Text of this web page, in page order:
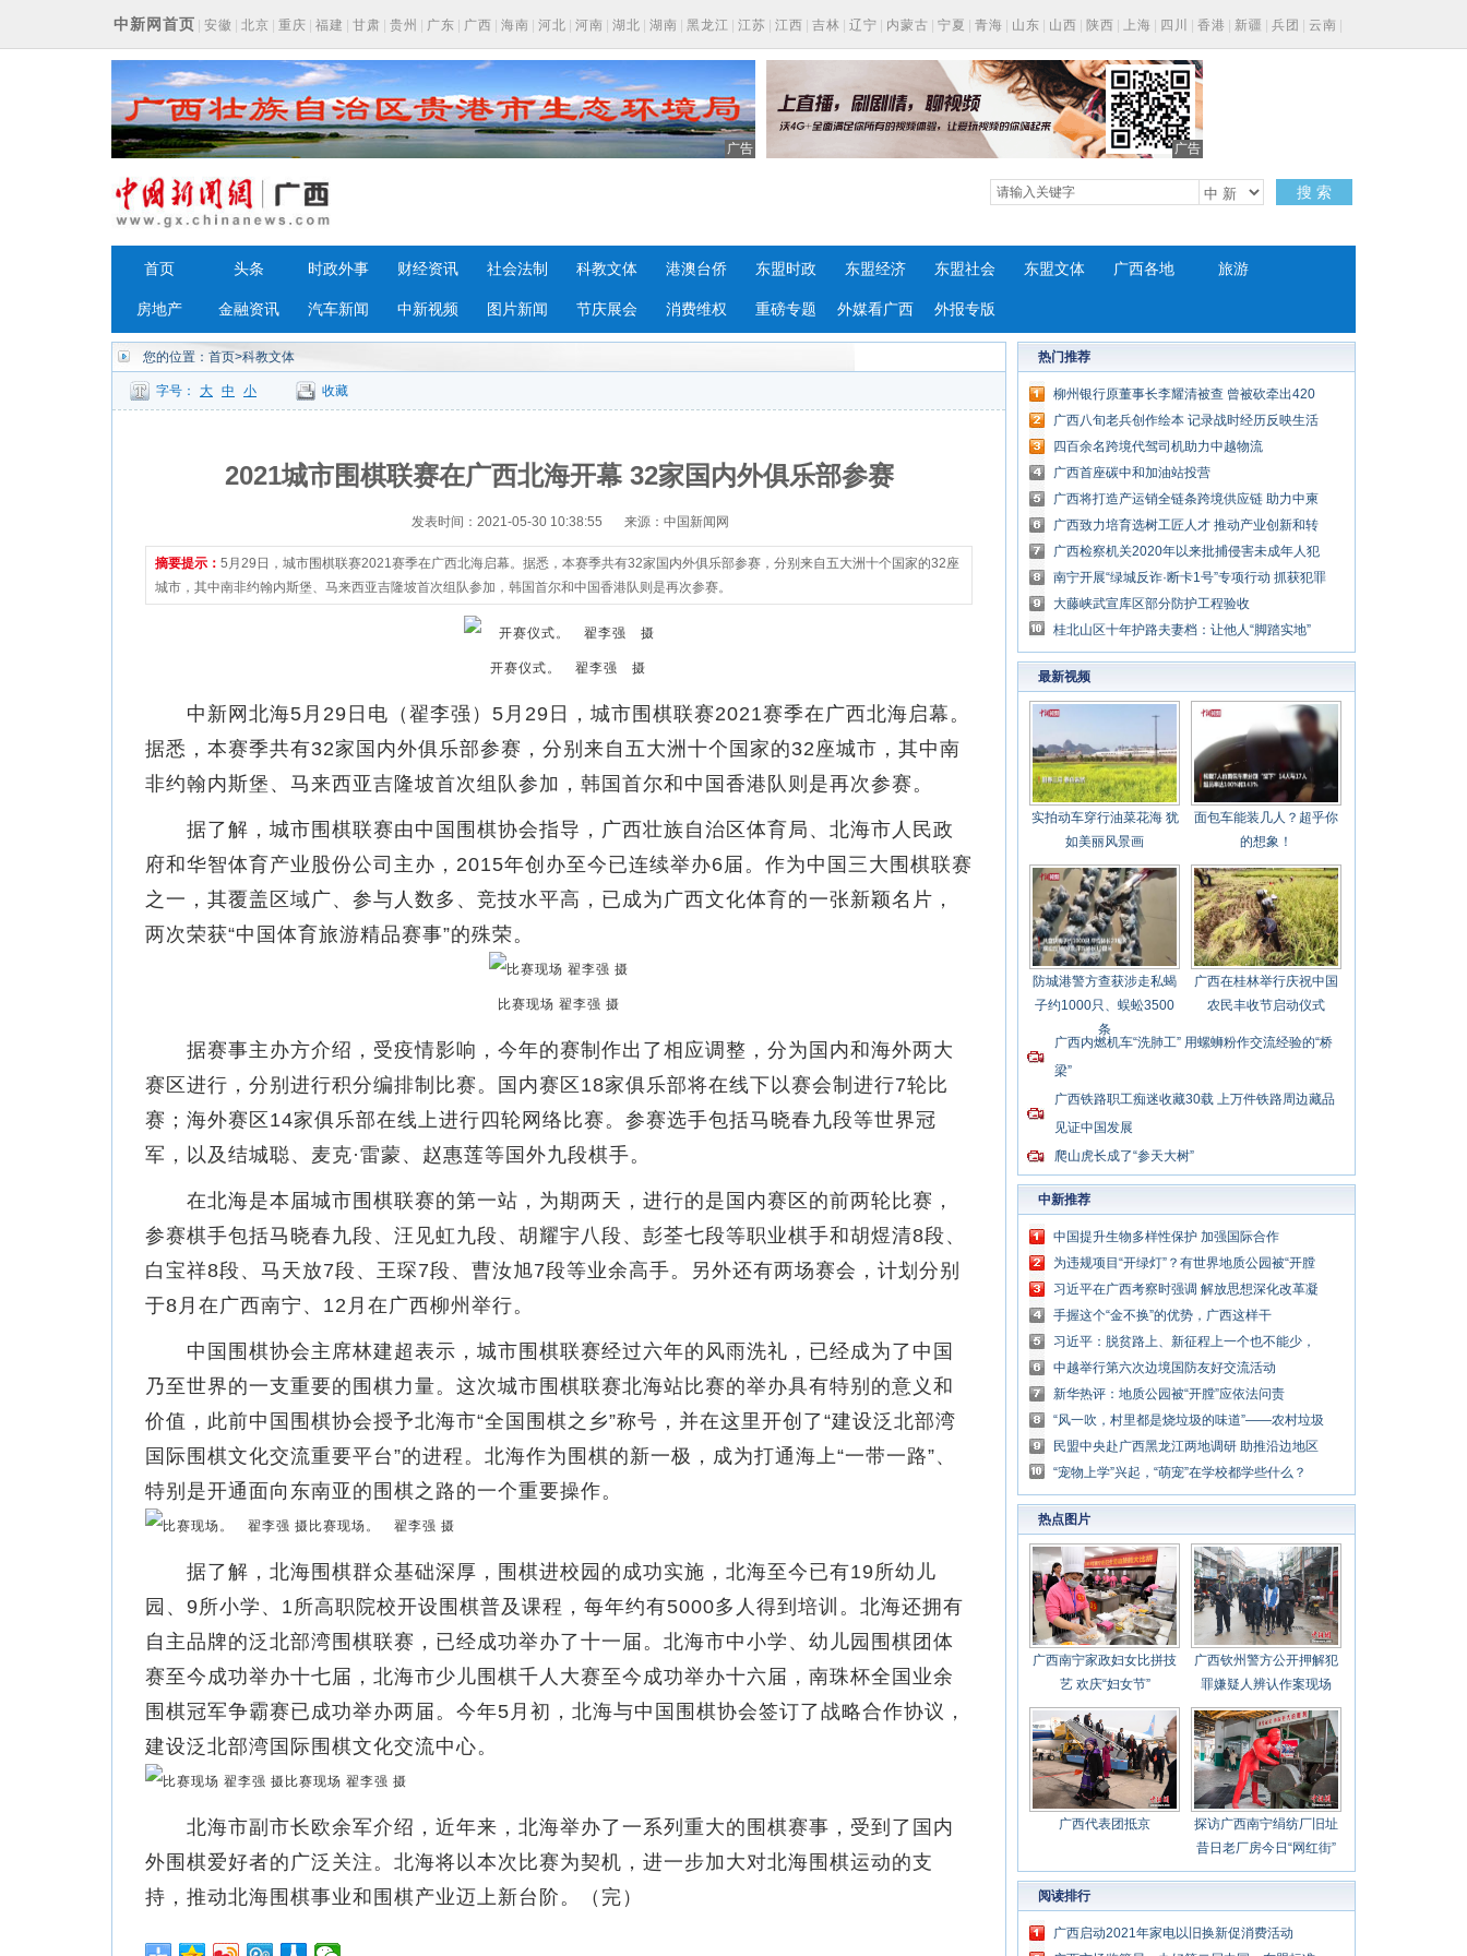
中新网首页 安徽 北京 重庆 福建 甘肃 贵州 广东 广西 海南 河北 河南 湖北 湖南 黑龙江 江苏 江西 吉林 辽宁 内蒙古 宁夏 青海 山东 山西 陕西 上海 四川 香港 新疆 兵团 云南
广告 广告
搜 索
首页 头条 时政外事 财经资讯 社会法制 科教文体 港澳台侨 东盟时政 东盟经济 东盟社会 东盟文体 广西各地 旅游
房地产 金融资讯 汽车新闻 中新视频 图片新闻 节庆展会 消费维权 重磅专题 外媒看广西 外报专版
您的位置： 首页>科教文体
字号： 大 中 小 收藏
2021城市围棋联赛在广西北海开幕 32家国内外俱乐部参赛
发表时间：2021-05-30 10:38:55 来源：中国新闻网
摘要提示： 5月29日，城市围棋联赛2021赛季在广西北海启幕。据悉，本赛季共有32家国内外俱乐部参赛，分别来自五大洲十个国家的32座
城市，其中南非约翰内斯堡、马来西亚吉隆坡首次组队参加，韩国首尔和中国香港队则是再次参赛。
开赛仪式。 翟李强 摄
中新网北海5月29日电（翟李强）5月29日，城市围棋联赛2021赛季在广西北海启幕。
据悉，本赛季共有32家国内外俱乐部参赛，分别来自五大洲十个国家的32座城市，其中南
非约翰内斯堡、马来西亚吉隆坡首次组队参加，韩国首尔和中国香港队则是再次参赛。
据了解，城市围棋联赛由中国围棋协会指导，广西壮族自治区体育局、北海市人民政
府和华智体育产业股份公司主办，2015年创办至今已连续举办6届。作为中国三大围棋联赛
之一，其覆盖区域广、参与人数多、竞技水平高，已成为广西文化体育的一张新颖名片，
两次荣获“中国体育旅游精品赛事”的殊荣。
比赛现场 翟李强 摄
据赛事主办方介绍，受疫情影响，今年的赛制作出了相应调整，分为国内和海外两大
赛区进行，分别进行积分编排制比赛。国内赛区18家俱乐部将在线下以赛会制进行7轮比
赛；海外赛区14家俱乐部在线上进行四轮网络比赛。参赛选手包括马晓春九段等世界冠
军，以及结城聪、麦克·雷蒙、赵惠莲等国外九段棋手。
在北海是本届城市围棋联赛的第一站，为期两天，进行的是国内赛区的前两轮比赛，
参赛棋手包括马晓春九段、汪见虹九段、胡耀宇八段、彭荃七段等职业棋手和胡煜清8段、
白宝祥8段、马天放7段、王琛7段、曹汝旭7段等业余高手。另外还有两场赛会，计划分别
于8月在广西南宁、12月在广西柳州举行。
中国围棋协会主席林建超表示，城市围棋联赛经过六年的风雨洗礼，已经成为了中国
乃至世界的一支重要的围棋力量。这次城市围棋联赛北海站比赛的举办具有特别的意义和
价值，此前中国围棋协会授予北海市“全国围棋之乡”称号，并在这里开创了“建设泛北部湾
国际围棋文化交流重要平台”的进程。北海作为围棋的新一极，成为打通海上“一带一路”、
特别是开通面向东南亚的围棋之路的一个重要操作。
比赛现场。 翟李强 摄
据了解，北海围棋群众基础深厚，围棋进校园的成功实施，北海至今已有19所幼儿
园、9所小学、1所高职院校开设围棋普及课程，每年约有5000多人得到培训。北海还拥有
自主品牌的泛北部湾围棋联赛，已经成功举办了十一届。北海市中小学、幼儿园围棋团体
赛至今成功举办十七届，北海市少儿围棋千人大赛至今成功举办十六届，南珠杯全国业余
围棋冠军争霸赛已成功举办两届。今年5月初，北海与中国围棋协会签订了战略合作协议，
建设泛北部湾国际围棋文化交流中心。
比赛现场 翟李强 摄
北海市副市长欧余军介绍，近年来，北海举办了一系列重大的围棋赛事，受到了国内
外围棋爱好者的广泛关注。北海将以本次比赛为契机，进一步加大对北海围棋运动的支
持，推动北海围棋事业和围棋产业迈上新台阶。（完）
热门推荐
柳州银行原董事长李耀清被查 曾被砍牵出420
亿骗贷案
广西八旬老兵创作绘本 记录战时经历反映生活
变迁
四百余名跨境代驾司机助力中越物流
广西首座碳中和加油站投营
广西将打造产运销全链条跨境供应链 助力中柬
农业合作深化
广西致力培育选树工匠人才 推动产业创新和转
型发展
广西检察机关2020年以来批捕侵害未成年人犯
罪3437人
南宁开展“绿城反诈·断卡1号”专项行动 抓获犯罪
嫌疑人226人
大藤峡武宣库区部分防护工程验收
桂北山区十年护路夫妻档：让他人“脚踏实地”
最新视频
实拍动车穿行油菜花海 犹
如美丽风景画
面包车能装几人？超乎你
的想象！
防城港警方查获涉走私蝎
子约1000只、蜈蚣3500
条
广西在桂林举行庆祝中国
农民丰收节启动仪式
广西内燃机车“洗肺工” 用螺蛳粉作交流经验的“桥
梁”
广西铁路职工痴迷收藏30载 上万件铁路周边藏品
见证中国发展
爬山虎长成了“参天大树”
中新推荐
中国提升生物多样性保护 加强国际合作
为违规项目“开绿灯”？有世界地质公园被“开膛
破肚”
习近平在广西考察时强调 解放思想深化改革凝
心聚力担当实干 建设新时代中国特色社会主义
壮美
手握这个“金不换”的优势，广西这样干
习近平：脱贫路上、新征程上一个也不能少，
中国共产党说话算数
中越举行第六次边境国防友好交流活动
新华热评：地质公园被“开膛”应依法问责
“风一吹，村里都是烧垃圾的味道”——农村垃圾
处理谁来管？
民盟中央赴广西黑龙江两地调研 助推沿边地区
加快布局发展
“宠物上学”兴起，“萌宠”在学校都学些什么？
热点图片
广西南宁家政妇女比拼技
艺 欢庆“妇女节”
广西钦州警方公开押解犯
罪嫌疑人辨认作案现场
广西代表团抵京
探访广西南宁绢纺厂旧址
昔日老厂房今日“网红街”
阅读排行
广西启动2021年家电以旧换新促消费活动